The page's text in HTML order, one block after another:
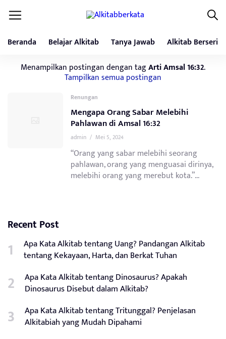
Beranda Belajar Alkitab Tanya Jawab Alkitab Berseri
Menampilkan postingan dengan tagArti Amsal 16:32.
Tampilkan semua postingan
Renungan
Mengapa Orang Sabar Melebihi
Pahlawan di Amsal 16:32
admin / Mei 5, 2024
“Orang yang sabar melebihi seorang
pahlawan, orang yang menguasai dirinya,
melebihi orang yang merebut kota.”...
Recent Post
Apa Kata Alkitab tentang Uang? Pandangan Alkitab
tentang Kekayaan, Harta, dan Berkat Tuhan
Apa Kata Alkitab tentang Dinosaurus? Apakah
Dinosaurus Disebut dalam Alkitab?
Apa Kata Alkitab tentang Tritunggal? Penjelasan
Alkitabiah yang Mudah Dipahami